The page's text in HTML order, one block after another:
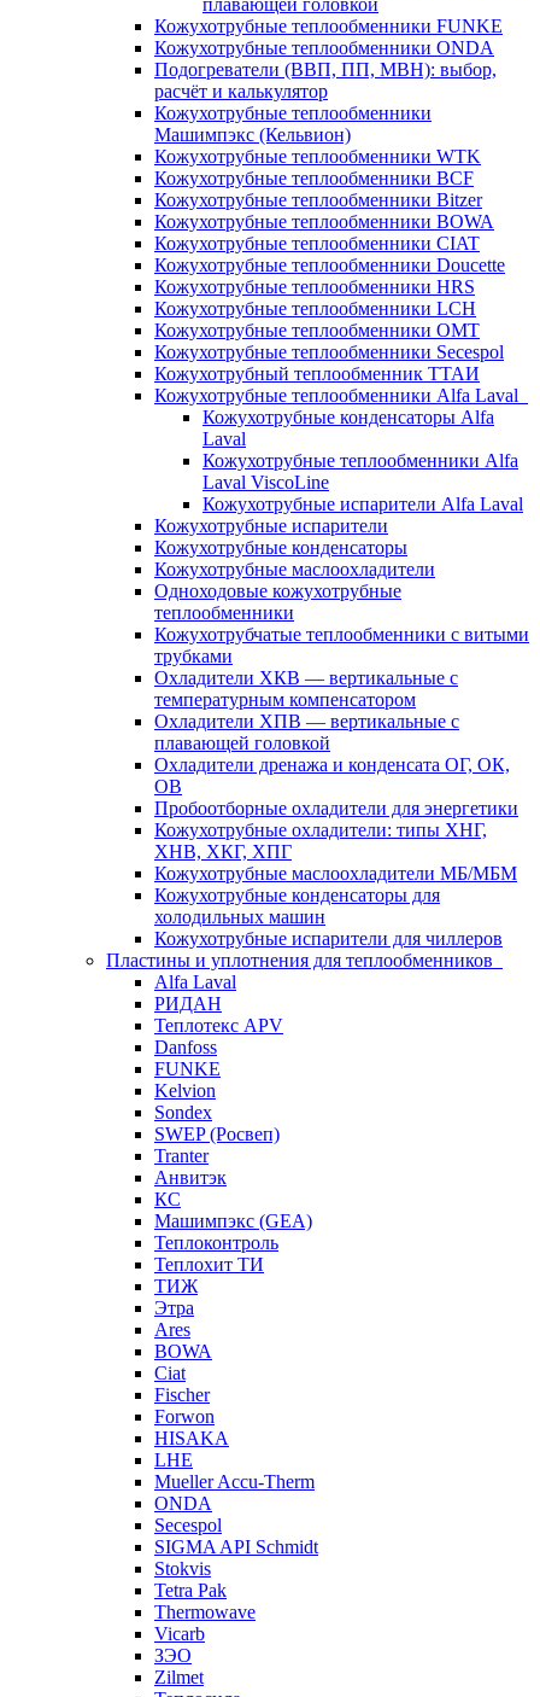
плавающей головкой
Кожухотрубные теплообменники FUNKE
Кожухотрубные теплообменники ONDA
Подогреватели (ВВП, ПП, МВН): выбор,
расчёт и калькулятор
Кожухотрубные теплообменники
Машимпэкс (Кельвион)
Кожухотрубные теплообменники WTK
Кожухотрубные теплообменники BCF
Кожухотрубные теплообменники Bitzer
Кожухотрубные теплообменники BOWA
Кожухотрубные теплообменники CIAT
Кожухотрубные теплообменники Doucette
Кожухотрубные теплообменники HRS
Кожухотрубные теплообменники LCH
Кожухотрубные теплообменники OMT
Кожухотрубные теплообменники Secespol
Кожухотрубный теплообменник ТТАИ
Кожухотрубные теплообменники Alfa Laval
Кожухотрубные конденсаторы Alfa
Laval
Кожухотрубные теплообменники Alfa
Laval ViscoLine
Кожухотрубные испарители Alfa Laval
Кожухотрубные испарители
Кожухотрубные конденсаторы
Кожухотрубные маслоохладители
Одноходовые кожухотрубные
теплообменники
Кожухотрубчатые теплообменники с витыми
трубками
Охладители ХКВ — вертикальные с
температурным компенсатором
Охладители ХПВ — вертикальные с
плавающей головкой
Охладители дренажа и конденсата ОГ, ОК,
ОВ
Пробоотборные охладители для энергетики
Кожухотрубные охладители: типы ХНГ,
ХНВ, ХКГ, ХПГ
Кожухотрубные маслоохладители МБ/МБМ
Кожухотрубные конденсаторы для
холодильных машин
Кожухотрубные испарители для чиллеров
Пластины и уплотнения для теплообменников
Alfa Laval
РИДАН
Теплотекс APV
Danfoss
FUNKE
Kelvion
Sondex
SWEP (Росвеп)
Tranter
Анвитэк
КС
Машимпэкс (GEA)
Теплоконтроль
Теплохит ТИ
ТИЖ
Этра
Ares
BOWA
Ciat
Fischer
Forwon
HISAKA
LHE
Mueller Accu-Therm
ONDA
Secespol
SIGMA API Schmidt
Stokvis
Tetra Pak
Thermowave
Vicarb
ЗЭО
Zilmet